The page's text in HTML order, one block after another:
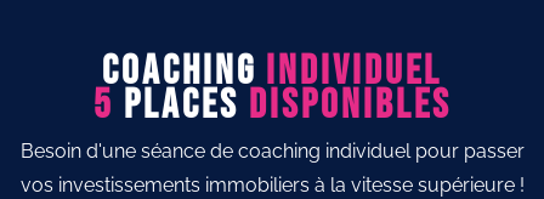
Coaching Individuel
5 Places disponibles
Besoin d'une séance de coaching individuel pour passer
vos investissements immobiliers à la vitesse supérieure !